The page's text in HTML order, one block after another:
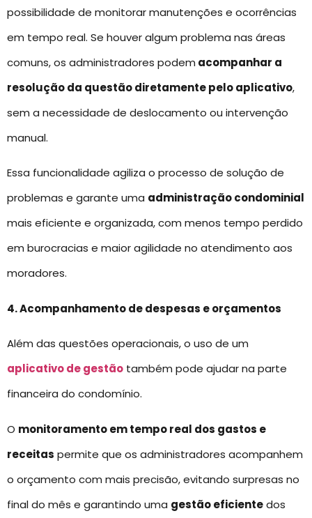
possibilidade de monitorar manutenções e ocorrências
em tempo real. Se houver algum problema nas áreas
comuns, os administradores podem acompanhar a
resolução da questão diretamente pelo aplicativo,
sem a necessidade de deslocamento ou intervenção
manual.
Essa funcionalidade agiliza o processo de solução de
problemas e garante uma administração condominial
mais eficiente e organizada, com menos tempo perdido
em burocracias e maior agilidade no atendimento aos
moradores.
4. Acompanhamento de despesas e orçamentos
Além das questões operacionais, o uso de um
aplicativo de gestão também pode ajudar na parte
financeira do condomínio.
O monitoramento em tempo real dos gastos e
receitas permite que os administradores acompanhem
o orçamento com mais precisão, evitando surpresas no
final do mês e garantindo uma gestão eficientedos